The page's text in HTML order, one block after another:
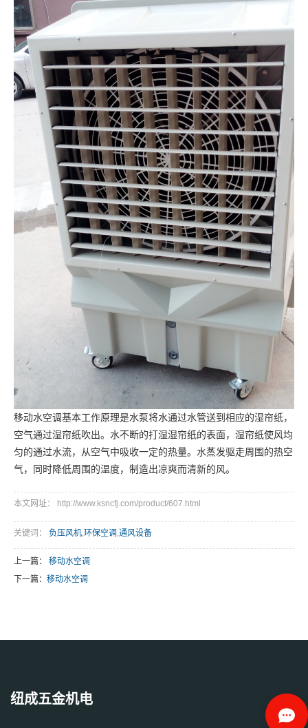
移动水空调基本工作原理是水泵将水通过水管送到相应的湿帘纸，
空气通过湿帘纸吹出。水不断的打湿湿帘纸的表面，湿帘纸使风均
匀的通过水流，从空气中吸收一定的热量。水蒸发驱走周围的热空
气，同时降低周围的温度，制造出凉爽而清新的风。
本文网址： http://www.ksncfj.com/product/607.html
关键词： 负压风机,环保空调 ,通风设备
上一篇： 移动水空调
下一篇： 移动水空调
纽成五金机电